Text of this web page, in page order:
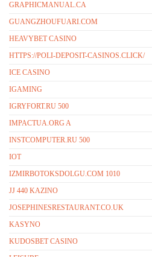
GRAPHICMANUAL.CA
GUANGZHOUFUARI.COM
HEAVYBET CASINO
HTTPS://POLI-DEPOSIT-CASINOS.CLICK/
ICE CASINO
IGAMING
IGRYFORT.RU 500
IMPACTUA.ORG A
INSTCOMPUTER.RU 500
IOT
IZMIRBOTOKSDOLGU.COM 1010
JJ 440 KAZINO
JOSEPHINESRESTAURANT.CO.UK
KASYNO
KUDOSBET CASINO